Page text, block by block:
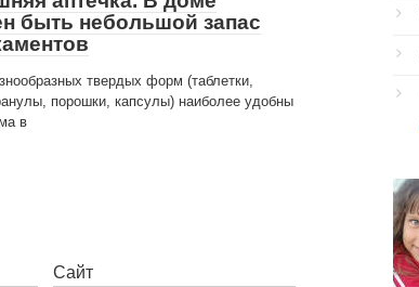
быть небольшой запас
твердых форм (таблетки,
порошки, капсулы) наиболее удоб­ны
в
Сайт